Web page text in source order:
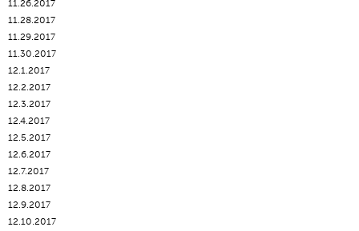
11.26.2017
11.28.2017
11.29.2017
11.30.2017
12.1.2017
12.2.2017
12.3.2017
12.4.2017
12.5.2017
12.6.2017
12.7.2017
12.8.2017
12.9.2017
12.10.2017